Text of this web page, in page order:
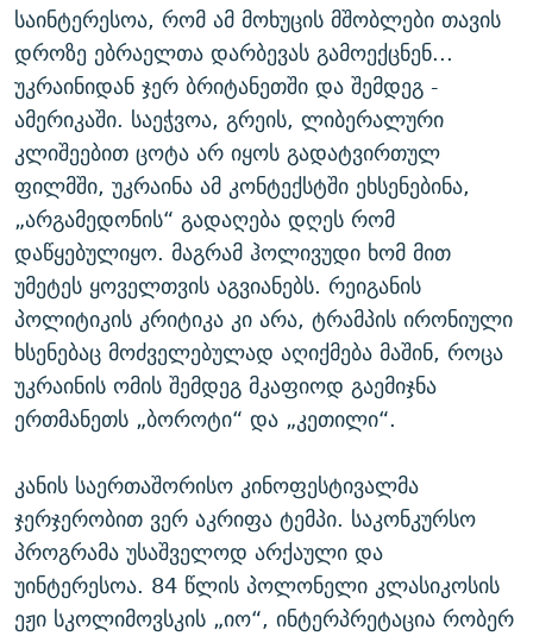
საინტერესოა, რომ ამ მოხუცის მშობლები თავის
დროზე ებრაელთა დარბევას გამოექცნენ...
უკრაინიდან ჯერ ბრიტანეთში და შემდეგ -
ამერიკაში. საეჭვოა, გრეის, ლიბერალური
კლიშეებით ცოტა არ იყოს გადატვირთულ
ფილმში, უკრაინა ამ კონტექსტში ეხსენებინა,
„არგამედონის“ გადაღება დღეს რომ
დაწყებულიყო. მაგრამ ჰოლივუდი ხომ მით
უმეტეს ყოველთვის აგვიანებს. რეიგანის
პოლიტიკის კრიტიკა კი არა, ტრამპის ირონიული
ხსენებაც მოძველებულად აღიქმება მაშინ, როცა
უკრაინის ომის შემდეგ მკაფიოდ გაემიჯნა
ერთმანეთს „ბოროტი“ და „კეთილი“.
კანის საერთაშორისო კინოფესტივალმა
ჯერჯერობით ვერ აკრიფა ტემპი. საკონკურსო
პროგრამა უსაშველოდ არქაული და
უინტერესოა. 84 წლის პოლონელი კლასიკოსის
ეჟი სკოლიმოვსკის „იო“, ინტერპრეტაცია რობერ